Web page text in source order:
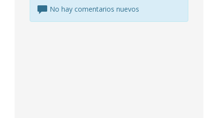
No hay comentarios nuevos